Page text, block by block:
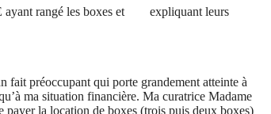
rangé les boxes et
expliquant leurs
fait préoccupant qui porte grandement atteinte à
ma situation financière. Ma curatrice Madame
payer la location de boxes (trois puis deux boxes)